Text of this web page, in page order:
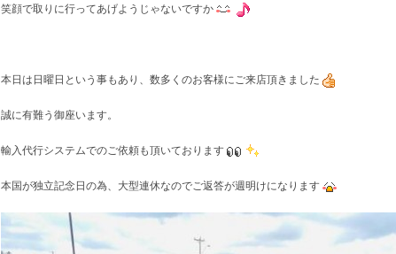
笑顔で取りに行ってあげようじゃないですか
本日は日曜日という事もあり、数多くのお客様にご来店頂きました
誠に有難う御座います。
輸入代行システムでのご依頼も頂いております
本国が独立記念日の為、大型連休なのでご返答が週明けになります